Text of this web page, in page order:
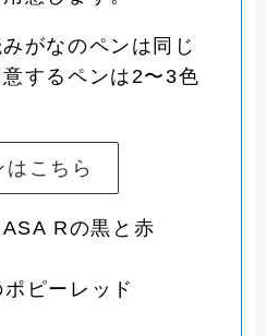
がなのペンは同じ
するペンは2〜3色
こちら
Rの黒と赤
ピーレッド